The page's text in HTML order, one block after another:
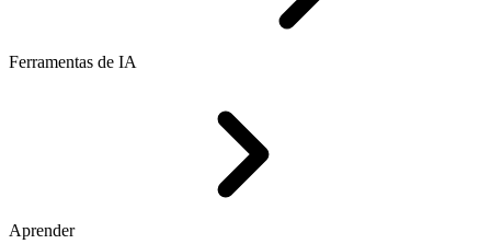
Ferramentas de IA
Aprender